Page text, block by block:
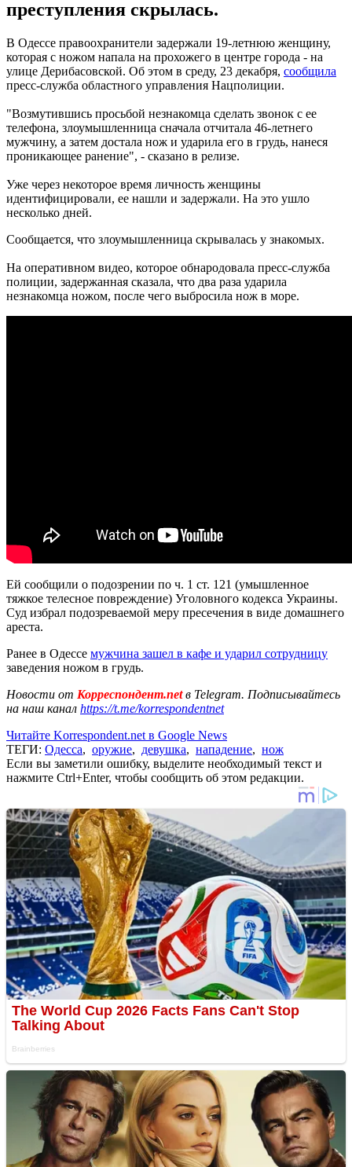
преступления скрылась.
В Одессе правоохранители задержали 19-летнюю женщину,
которая с ножом напала на прохожего в центре города - на
улице Дерибасовской. Об этом в среду, 23 декабря, сообщила
пресс-служба областного управления Нацполиции.
"Возмутившись просьбой незнакомца сделать звонок с ее
телефона, злоумышленница сначала отчитала 46-летнего
мужчину, а затем достала нож и ударила его в грудь, нанеся
проникающее ранение", - сказано в релизе.
Уже через некоторое время личность женщины
идентифицировали, ее нашли и задержали. На это ушло
несколько дней.
Сообщается, что злоумышленница скрывалась у знакомых.
На оперативном видео, которое обнародовала пресс-служба
полиции, задержанная сказала, что два раза ударила
незнакомца ножом, после чего выбросила нож в море.
Ей сообщили о подозрении по ч. 1 ст. 121 (умышленное
тяжкое телесное повреждение) Уголовного кодекса Украины.
Суд избрал подозреваемой меру пресечения в виде домашнего
ареста.
Ранее в Одессе мужчина зашел в кафе и ударил сотрудницу
заведения ножом в грудь.
Новости от Корреспондент.netв Telegram. Подписывайтесь
на наш канал https://t.me/korrespondentnet
Читайте Korrespondent.net в Google News
ТЕГИ: Одесса, оружие, девушка, нападение, нож
Если вы заметили ошибку, выделите необходимый текст и
нажмите Ctrl+Enter, чтобы сообщить об этом редакции.